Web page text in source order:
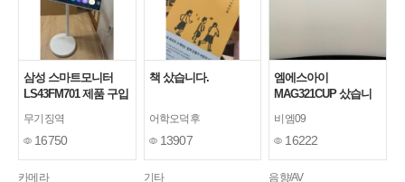
삼성 스마트모니터
LS43FM701 제품 구입
무기징역
16750
책 샀습니다.
어학오덕후
13907
엠에스아이
MAG321CUP 샀습니
비엠09
16222
카메라 기타 음향/AV